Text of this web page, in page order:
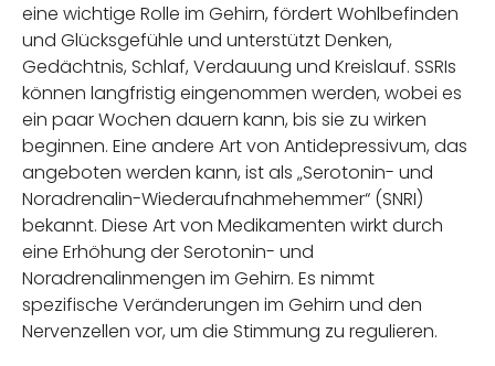
eine wichtige Rolle im Gehirn, fördert Wohlbefinden
und Glücksgefühle und unterstützt Denken,
Gedächtnis, Schlaf, Verdauung und Kreislauf. SSRIs
können langfristig eingenommen werden, wobei es
ein paar Wochen dauern kann, bis sie zu wirken
beginnen. Eine andere Art von Antidepressivum, das
angeboten werden kann, ist als „Serotonin- und
Noradrenalin-Wiederaufnahmehemmer“ (SNRI)
bekannt. Diese Art von Medikamenten wirkt durch
eine Erhöhung der Serotonin- und
Noradrenalinmengen im Gehirn. Es nimmt
spezifische Veränderungen im Gehirn und den
Nervenzellen vor, um die Stimmung zu regulieren.